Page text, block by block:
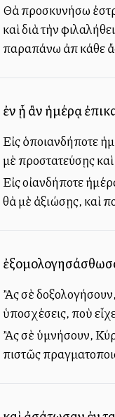
Θὰ προσκυνήσω
καὶ διὰ τὴν
παραπάνω ἀπὸ κάθε
ἐν ᾗ ἂν ἡμέρᾳ
Εἰς ὁποιανδήποτε
μὲ προστατεύσῃς
Εἰς οἰανδήποτε
θὰ μὲ ἀξιώσῃς, καὶ
Ἂς σὲ δοξολογήσουν,
ὑποσχέσεις, ποὺ
Ἂς σὲ ὑμνήσουν,
πιστῶς